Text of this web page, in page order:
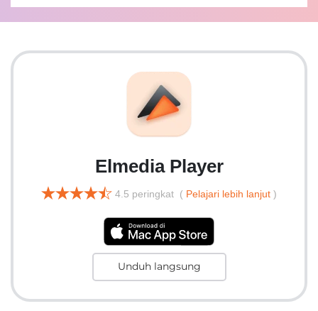
Elmedia Player
4.5 peringkat ( Pelajari lebih lanjut )
Unduh langsung